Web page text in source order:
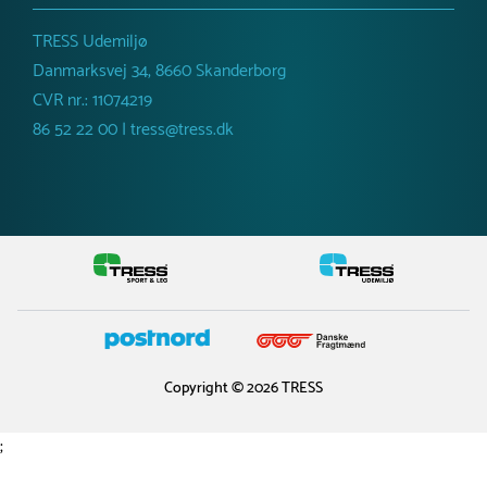
TRESS Udemiljø
Danmarksvej 34, 8660 Skanderborg
CVR nr.: 11074219
86 52 22 00 | tress@tress.dk
Copyright © 2026 TRESS
;